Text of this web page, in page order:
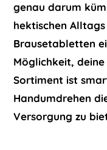
genau darum
hektischen
Brausetabletten
Möglichkeit,
Sortiment ist
Handumdrehen
Versorgung zu